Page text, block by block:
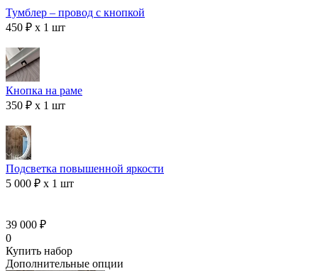
Тумблер – провод с кнопкой
450 ₽ x 1 шт
Кнопка на раме
350 ₽ x 1 шт
Подсветка повышенной яркости
5 000 ₽ x 1 шт
39 000 ₽
0
Купить набор
Дополнительные опции